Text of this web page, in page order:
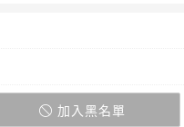
加入黑名單